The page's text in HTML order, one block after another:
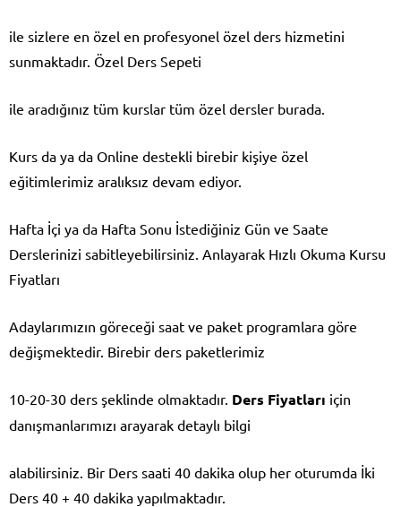
ile sizlere en özel en profesyonel özel ders hizmetini
sunmaktadır. Özel Ders Sepeti
ile aradığınız tüm kurslar tüm özel dersler burada.
Kurs da ya da Online destekli birebir kişiye özel
eğitimlerimiz aralıksız devam ediyor.
Hafta İçi ya da Hafta Sonu İstediğiniz Gün ve Saate
Derslerinizi sabitleyebilirsiniz. Anlayarak Hızlı Okuma Kursu
Fiyatları
Adaylarımızın göreceği saat ve paket programlara göre
değişmektedir. Birebir ders paketlerimiz
10-20-30 ders şeklinde olmaktadır. Ders Fiyatları için
danışmanlarımızı arayarak detaylı bilgi
alabilirsiniz. Bir Ders saati 40 dakika olup her oturumda İki
Ders 40 + 40 dakika yapılmaktadır.